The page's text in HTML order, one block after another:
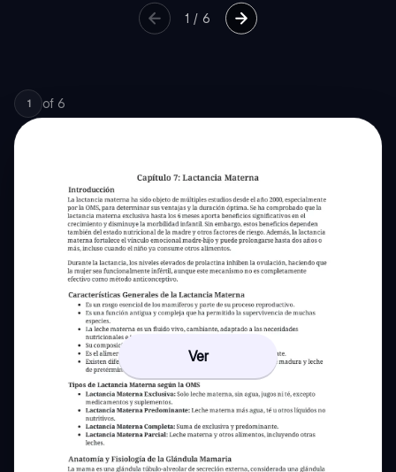
1 /6
1 of 6
Ver